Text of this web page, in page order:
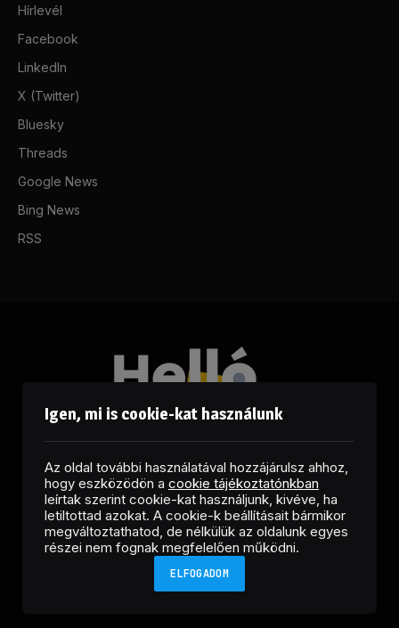
Hírlevél
Facebook
LinkedIn
X (Twitter)
Bluesky
Threads
Google News
Bing News
RSS
FacebookLinkedInX
(Twitter)
RSS
Igen, mi is cookie-kat használunk
Az oldal további használatával hozzájárulsz ahhoz,
hogy eszközödön a cookie tájékoztatónkban
leírtak szerint cookie-kat használjunk, kivéve, ha
letiltottad azokat. A cookie-k beállításait bármikor
megváltoztathatod, de nélkülük az oldalunk egyes
részei nem fognak megfelelően működni.
ELFOGADOM